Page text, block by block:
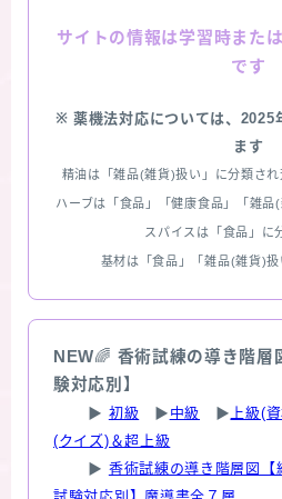
サイトの情報は学習時また
です
※ 薬機法対応については、2025
ます
精油は「雑品(雑貨)扱い」に分類さ
ハーブは「食品」「健康食品」「雑
スパイスは「食品」に
基材は「食品」「雑品(雑貨)
NEW🌈 香術試練の導き階層
験対応別】
▶ 初級 ▶ 中級 ▶ 上級(
(クイズ)＆超上級
▶ 香術試練の導き階層図